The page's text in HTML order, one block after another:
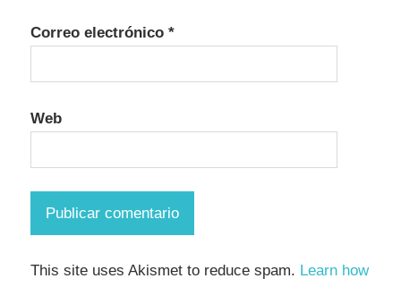
Correo electrónico *
Web
This site uses Akismet to reduce spam. Learn how